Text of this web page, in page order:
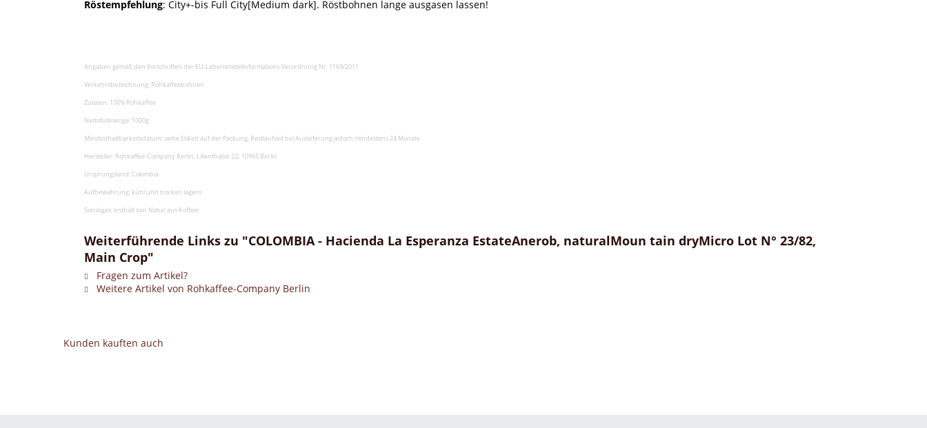
Röstempfehlung: City+-bis Full City[Medium dark]. Röstbohnen lange ausgasen lassen!
Angaben gemäß den Vorschriften der EU-Lebensmittelinformations-Verordnung Nr. 1169/2011
Verkehrsbezeichnung: Rohkaffeebohnen
Zutaten: 100% Rohkaffee
Nettofüllmenge: 1000g
Mindesthaltbarkeitsdatum: siehe Etikett auf der Packung, Restlaufzeit bei Auslieferung jedoch mindestens 24 Monate
Hersteller: Rohkaffee-Company Berlin, Lilienthalstr.22, 10965 Berlin
Ursprungsland: Colombia
Aufbewahrung: kühl und trocken lagern
Sonstiges: enthält von Natur aus Koffein
Weiterführende Links zu "COLOMBIA - Hacienda La Esperanza EstateAnerob, naturalMoun tain dryMicro Lot N° 23/82,
Main Crop"
Fragen zum Artikel?
Weitere Artikel von Rohkaffee-Company Berlin
Kunden kauften auch